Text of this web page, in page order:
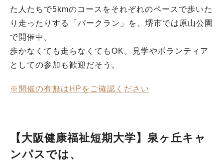
た人たちで5kmのコースをそれぞれのペースで歩いた
り走ったりする「パークラン」を、堺市では原山公園
で開催中。
歩かなくても走らなくてもOK。見学やボランティア
としての参加も歓迎だそう。
※開催の有無はHPをご確認ください
【大阪健康福祉短期大学】泉ヶ丘キャ
ンパス では、